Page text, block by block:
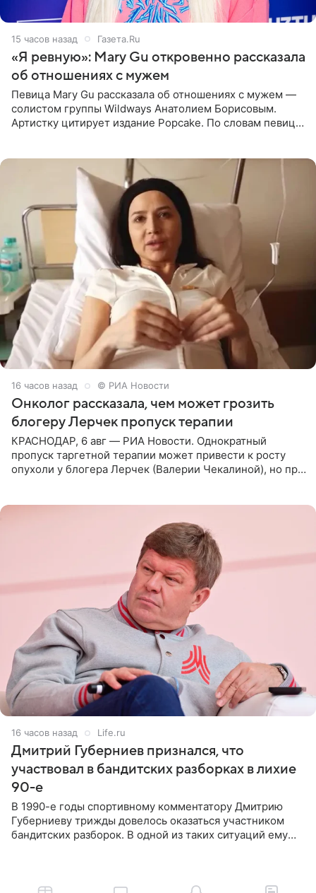
15 часов назад Газета.Ru
«Я ревную»: Mary Gu откровенно рассказала
об отношениях с мужем
Певица Mary Gu рассказала об отношениях с мужем —
солистом группы Wildways Анатолием Борисовым.
Артистку цитирует издание Popcake. По словам певицы,
16 часов назад © РИА Новости
Онколог рассказала, чем может грозить
блогеру Лерчек пропуск терапии
КРАСНОДАР, 6 авг — РИА Новости. Однократный
пропуск таргетной терапии может привести к росту
опухоли у блогера Лерчек (Валерии Чекалиной), но при
16 часов назад Life.ru
Дмитрий Губерниев признался, что
участвовал в бандитских разборках в лихие
90-е
В 1990-е годы спортивному комментатору Дмитрию
Губерниеву трижды довелось оказаться участником
бандитских разборок. В одной из таких ситуаций ему